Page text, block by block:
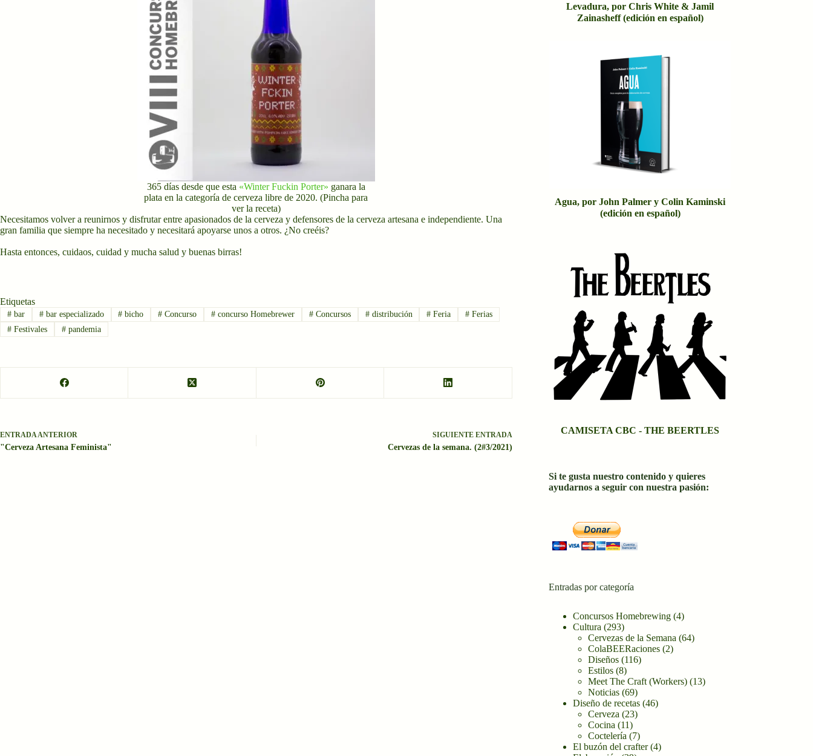
365 días desde que esta «Winter Fuckin Porter» ganara la
plata en la categoría de cerveza libre de 2020. (Pincha para
ver la receta)
Necesitamos volver a reunirnos y disfrutar entre apasionados de la cerveza y defensores de la cerveza artesana e independiente. Una
gran familia que siempre ha necesitado y necesitará apoyarse unos a otros. ¿No creéis?
Hasta entonces, cuidaos, cuidad y mucha salud y buenas birras!
Etiquetas
#bar #bar especializado # bicho # Concurso # concurso Homebrewer #Concursos #distribución # Feria # Ferias
#Festivales #pandemia
ENTRADA ANTERIOR
"Cerveza Artesana Feminista"
SIGUIENTE ENTRADA
Cervezas de la semana. (2#3/2021)
Levadura, por Chris White & Jamil
Zainasheff (edición en español)
Agua, por John Palmer y Colin Kaminski
(edición en español)
CAMISETA CBC - THE BEERTLES
Si te gusta nuestro contenido y quieres
ayudarnos a seguir con nuestra pasión:
Entradas por categoría
Concursos Homebrewing (4)
Cultura (293)
Cervezas de la Semana (64)
ColaBEERaciones (2)
Diseños (116)
Estilos (8)
Meet The Craft (Workers) (13)
Noticias (69)
Diseño de recetas (46)
Cerveza (23)
Cocina (11)
Coctelería (7)
El buzón del crafter(4)